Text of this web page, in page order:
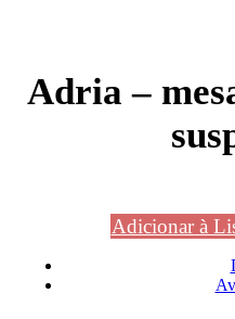
Adria –
Adicionar à